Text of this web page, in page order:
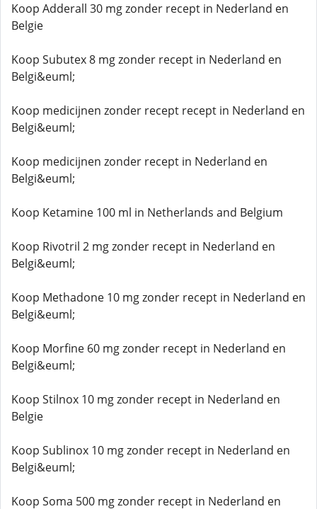
Koop Adderall 30 mg zonder recept in Nederland en
Belgie
Koop Subutex 8 mg zonder recept in Nederland en
Belgi&euml;
Koop medicijnen zonder recept recept in Nederland en
Belgi&euml;
Koop medicijnen zonder recept in Nederland en
Belgi&euml;
Koop Ketamine 100 ml in Netherlands and Belgium
Koop Rivotril 2 mg zonder recept in Nederland en
Belgi&euml;
Koop Methadone 10 mg zonder recept in Nederland en
Belgi&euml;
Koop Morfine 60 mg zonder recept in Nederland en
Belgi&euml;
Koop Stilnox 10 mg zonder recept in Nederland en
Belgie
Koop Sublinox 10 mg zonder recept in Nederland en
Belgi&euml;
Koop Soma 500 mg zonder recept in Nederland en